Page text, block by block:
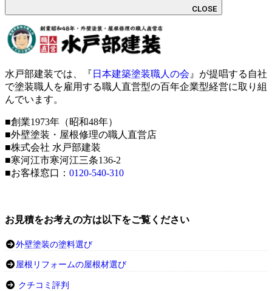
CLOSE
水戸部建装では、『 日本建築塗装職人の会 』が提唱する自社
で塗装職人を雇用する職人直営型の百年企業型経営に取り組
んでいます。
■創業1973年（昭和48年）
■外壁塗装・屋根修理の職人直営店
■株式会社 水戸部建装
■寒河江市寒河江三条136-2
■お客様窓口： 0120-540-310
お見積をお考えの方は以下をご覧ください
外壁塗装の塗料選び
屋根リフォームの屋根材選び
クチコミ評判